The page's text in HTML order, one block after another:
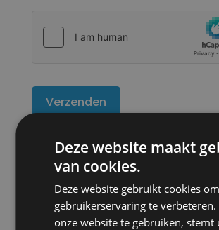
Deze website maakt
van cookies.
Deze website gebruikt cookies
gebruikerservaring te
onze website te gebruiken, stemt